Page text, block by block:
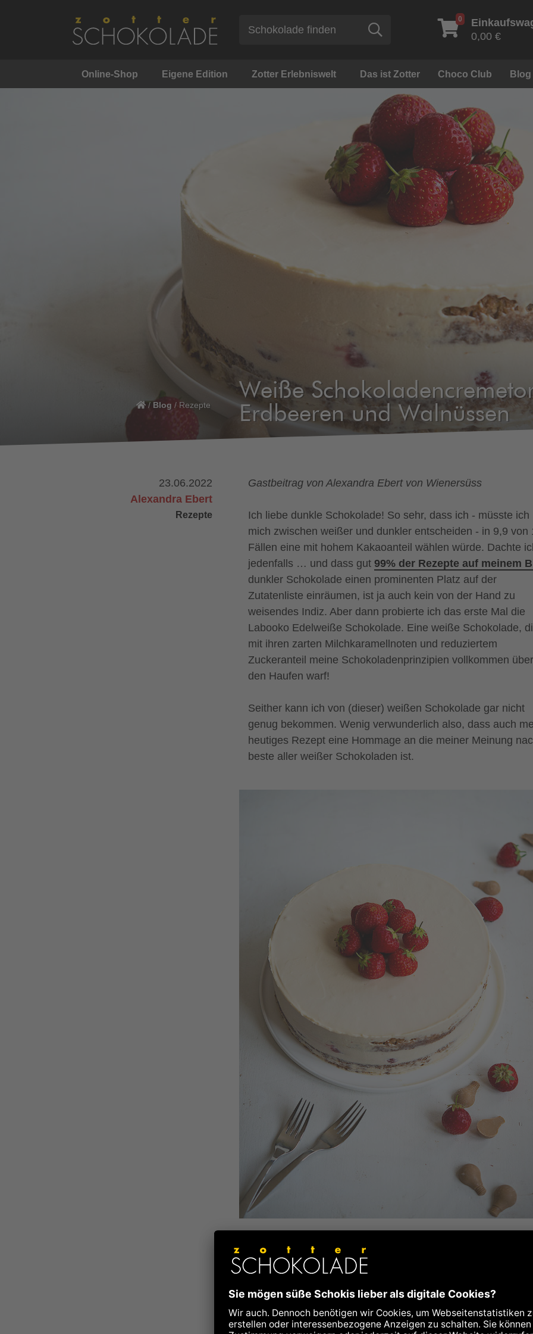
0
0,00 €
Online-Shop Eigene Edition Zotter Erlebniswelt Das ist Zotter Choco Club Blog
/ Blog / Rezepte
Weiße
Erdbeeren und Walnüssen
23.06.2022
Alexandra Ebert
Rezepte
Gastbeitrag von Alexandra Ebert von Wienersüss
Ich liebe dunkle Schokolade! So sehr, dass ich - müsste ich
mich zwischen weißer und dunkler entscheiden - in 9,9 von
Fällen eine mit hohem Kakaoanteil wählen würde. Dachte
jedenfalls … und dass gut 99% der Rezepte auf meinem
dunkler Schokolade einen prominenten Platz auf der
Zutatenliste einräumen, ist ja auch kein von der Hand zu
weisendes Indiz. Aber dann probierte ich das erste Mal die
Labooko Edelweiße Schokolade. Eine weiße Schokolade,
mit ihren zarten Milchkaramellnoten und reduziertem
Zuckeranteil meine Schokoladenprinzipien vollkommen über
den Haufen warf!
Seither kann ich von (dieser) weißen Schokolade gar nicht
genug bekommen. Wenig verwunderlich also, dass auch
heutiges Rezept eine Hommage an die meiner Meinung
beste aller weißer Schokoladen ist.
Da die Weiße Schokoladencremetorte mit Erdbeeren und
Walnüssen, die ich mir für euch ausgedacht habe, allerdings
stolze 300 g Schokolade beinhaltet und die Labooko
einfach am besten zu genießen sind, habe ich mich mit einer
Mischung aus der weißen und der Karamellkuvertüre (aus